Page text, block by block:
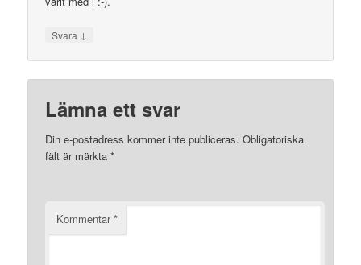
Svara ↓
Lämna ett svar
Din e-postadress kommer inte publiceras. Obligatoriska
fält är märkta*
Kommentar*